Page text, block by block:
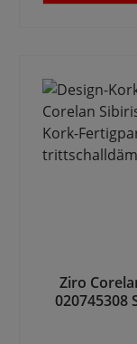
Ziro
020745308